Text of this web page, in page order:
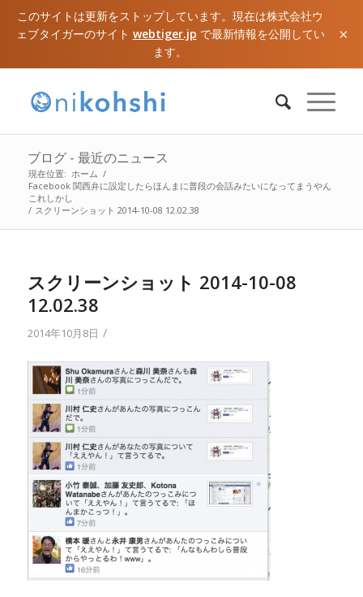
このサイトは更新をストップしています。現在は株式会社ウ
ェブタイガーのサイト webtiger.jp で最新情報を公開してい
ます。
×
ブログ - 最近のニュース
現在位置: ホーム /
Facebook 関西弁に設定したらほんまに普段の会話みたいになってまうやん
これしかし
/ スクリーンショット 2014-10-08 12.02.38
スクリーンショット 2014-10-08
12.02.38
2014年10月8日 /